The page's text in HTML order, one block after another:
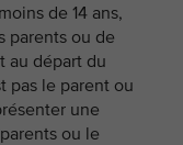
de 14 ans,
parents ou de
au départ du
pas le parent ou
une
ou le